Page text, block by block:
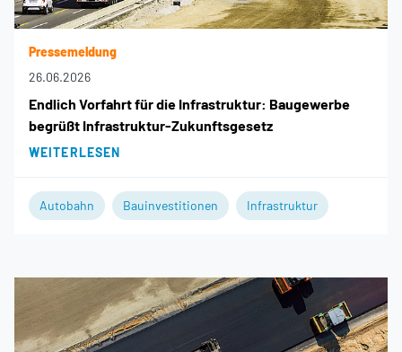
Pressemeldung
26.06.2026
Endlich Vorfahrt für die Infrastruktur: Baugewerbe
begrüßt Infrastruktur-Zukunftsgesetz
WEITERLESEN
Autobahn Bauinvestitionen Infrastruktur